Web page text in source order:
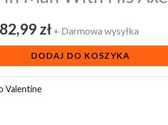
116,19 zł.
82,99 zł82,99 zł.
+ Darmowa wysyłka
DODAJ DO KOSZYKA
Valentine